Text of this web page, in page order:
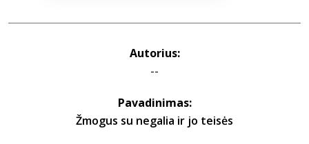
Autorius:
--
Pavadinimas:
Žmogus su negalia ir jo teisės